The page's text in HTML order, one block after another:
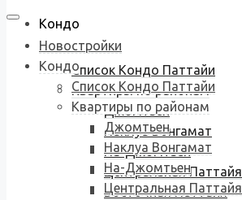
Кондо
Список Кондо Паттайи
Квартиры по районам
Джомтьен
Наклуа Вонгамат
На-Джомтьен
Центральная Паттайя
Восточная Паттайя
Новостройки
Кондо
Список Кондо Паттайи
Квартиры по районам
Джомтьен
Наклуа Вонгамат
На-Джомтьен
Центральная Паттайя